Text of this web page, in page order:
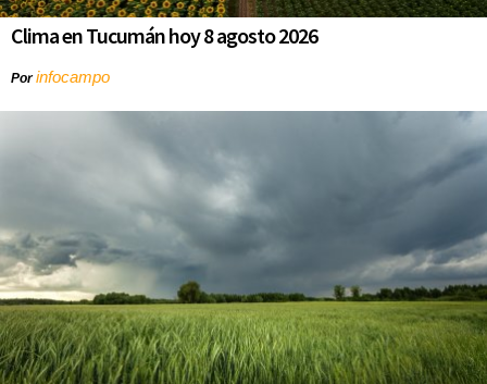
Clima en Tucumán hoy 8 agosto 2026
Porinfocampo